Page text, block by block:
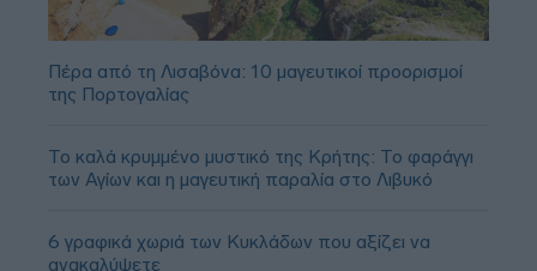
Πέρα από τη Λισαβόνα: 10 μαγευτικοί προορισμοί
της Πορτογαλίας
Το καλά κρυμμένο μυστικό της Κρήτης: Το φαράγγι
των Αγίων και η μαγευτική παραλία στο Λιβυκό
6 γραφικά χωριά των Κυκλάδων που αξίζει να
ανακαλύψετε